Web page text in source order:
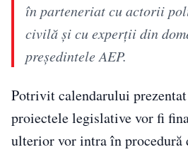
în parteneriat cu actorii
civilă şi cu experţii din
președintele AEP.
Potrivit calendarului
proiectele legislative vor fi
ulterior vor intra în procedură